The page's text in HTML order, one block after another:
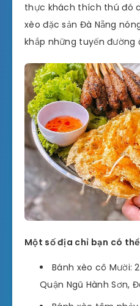
thực khách thích thú đó
xèo đặc sản Đà Nẵng
khắp những tuyến đường
Một số địa chỉ bạn có
Bánh xèo cô Mười:
Quận Ngũ Hành Sơn,